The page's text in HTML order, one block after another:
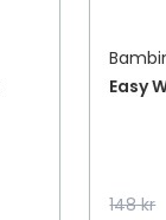
Easy
148 kr